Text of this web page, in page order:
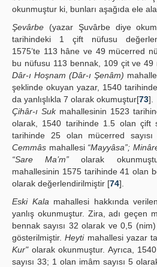
okunmuştur ki, bunları aşağıda ele
Şevârbe (yazar Şuvârbe diye
tarihindeki 1 çift nüfusu
1575’te 113 hâne ve 49 mücerred
bu nüfusu 113 bennak, 109 çit ve 49
Dâr-ı Hoşnam (Dâr-ı Şenâm)
şeklinde okuyan yazar, 1540
da yanlışlıkla 7 olarak okumuştur[73].
Çihâr-ı Sukmahallesinin 1523
olarak, 1540 tarihinde 1.5 olan çift
tarihinde 25 olan mücerred
Cemmâs mahallesi “Mayyâsa”;
“Sare Ma’m” olarak
mahallesinin 1575 tarihinde 41 olan
olarak değerlendirilmiştir [74].
Eski Kala mahallesi hakkında
yanlış okunmuştur. Zira, adı geçen
bennak sayısı 32 olarak ve 0,5
gösterilmiştir.Heytimahallesi yazar
Kur" olarak okunmuştur. Ayrıca,
sayısı 33; 1 olan imâm sayısı 5